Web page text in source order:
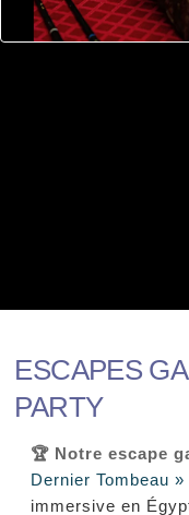
ESCAPES
PARTY
🏆 Notre escape
Dernier Tombeau »
immersive en